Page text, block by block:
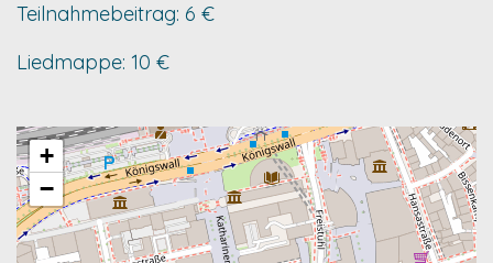
Teilnahmebeitrag: 6 €
Liedmappe: 10 €
+
−